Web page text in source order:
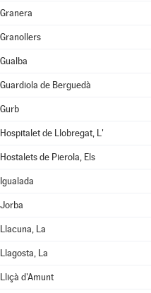
Granera
Granollers
Gualba
Guardiola de Berguedà
Gurb
Hospitalet de Llobregat, L'
Hostalets de Pierola, Els
Igualada
Jorba
Llacuna, La
Llagosta, La
Lliçà d'Amunt